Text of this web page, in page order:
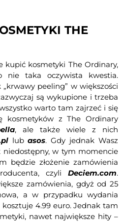
THE
kupić kosmetyki The Ordinary,
taka oczywista kwestia.
peeling” w większości
są wykupione i trzeba
warto tam zajrzeć i się
kosmetyków z The Ordinary
, ale także wiele z nich
lubasos. Gdy jednak Wasz
w tym momencie
będzie złożenie zamówienia
czyli Deciem.com.
zamówienia, gdyż od 25
a w przypadku wydania
kosztuje 4.99 euro. Jednak tam
nawet największe hity –